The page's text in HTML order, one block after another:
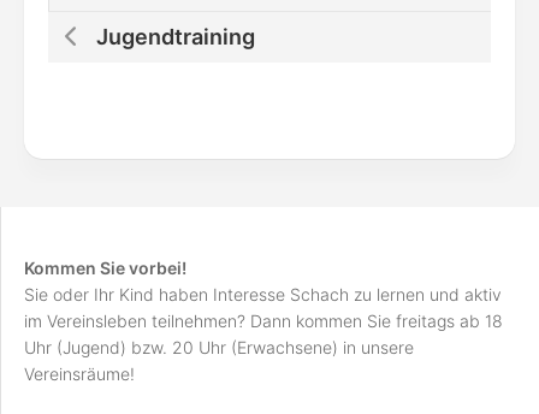
Jugendtraining
Kommen Sie vorbei!
Sie oder Ihr Kind haben Interesse Schach zu lernen und aktiv
im Vereinsleben teilnehmen? Dann kommen Sie freitags ab 18
Uhr (Jugend) bzw. 20 Uhr (Erwachsene) in unsere
Vereinsräume!